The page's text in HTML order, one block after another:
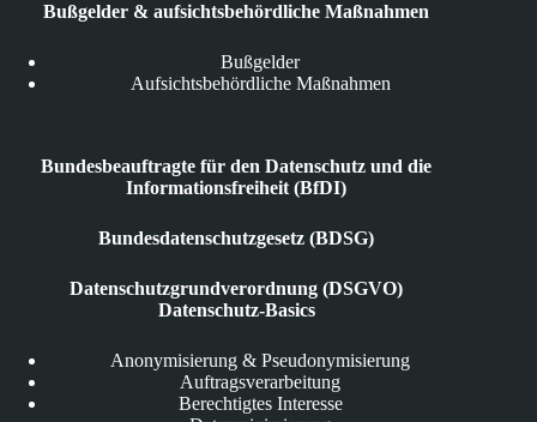
Bußgelder & aufsichtsbehördliche Maßnahmen
Bußgelder
Aufsichtsbehördliche Maßnahmen
Bundesbeauftragte für den Datenschutz und die
Informationsfreiheit (BfDI)
Bundesdatenschutzgesetz (BDSG)
Datenschutzgrundverordnung (DSGVO)
Datenschutz-Basics
Anonymisierung & Pseudonymisierung
Auftragsverarbeitung
Berechtigtes Interesse